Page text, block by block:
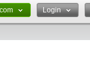
Login